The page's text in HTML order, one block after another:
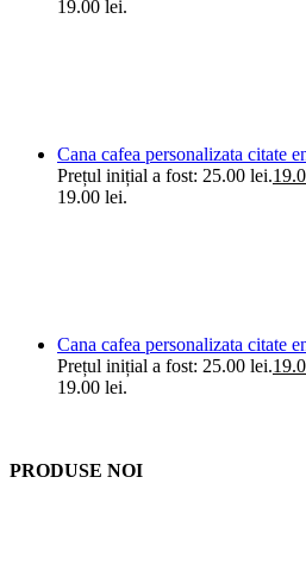
19.00 lei.
Cana cafea personalizata citate
Prețul inițial a fost: 25.00 lei.
19.00 lei.
Cana cafea personalizata citate
Prețul inițial a fost: 25.00 lei.
19.00 lei.
PRODUSE NOI